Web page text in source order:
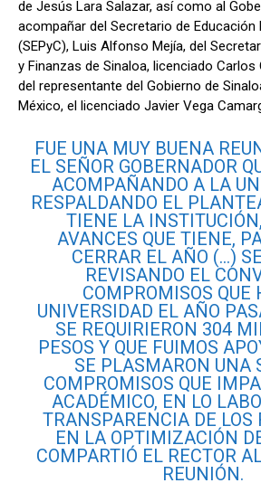
de Jesús Lara Salazar, así como al
acompañar del Secretario de Educación
(SEPyC), Luis Alfonso Mejía, del
y Finanzas de Sinaloa, licenciado Carlos
del representante del Gobierno de
México, el licenciado Javier Vega
FUE UNA MUY BUENA
EL SEÑOR GOBERNADOR
ACOMPAÑANDO A LA
RESPALDANDO EL
TIENE LA
AVANCES QUE TIENE,
CERRAR EL AÑO (…)
REVISANDO EL
COMPROMISOS QUE
UNIVERSIDAD EL AÑO
SE REQUIRIERON 304
PESOS Y QUE FUIMOS
SE PLASMARON UNA
COMPROMISOS QUE
ACADÉMICO, EN LO
TRANSPARENCIA DE LOS
EN LA OPTIMIZACIÓN
COMPARTIÓ EL RECTOR
REUNIÓN.